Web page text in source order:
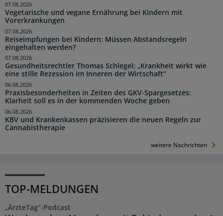
Vegetarische und vegane Ernährung bei Kindern mit
Vorerkrankungen
07.08.2026
Reiseimpfungen bei Kindern: Müssen Abstandsregeln
eingehalten werden?
07.08.2026
Gesundheitsrechtler Thomas Schlegel: „Krankheit wirkt wie
eine stille Rezession im Inneren der Wirtschaft“
07.08.2026
Praxisbesonderheiten in Zeiten des GKV-Spargesetzes:
Klarheit soll es in der kommenden Woche geben
06.08.2026
KBV und Krankenkassen präzisieren die neuen Regeln zur
Cannabistherapie
06.08.2026
weitere Nachrichten
TOP-MELDUNGEN
„ÄrzteTag“-Podcast